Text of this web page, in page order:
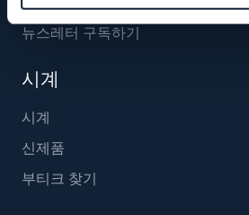
뉴스레터 구독하기
시계
시계
신제품
부티크 찾기